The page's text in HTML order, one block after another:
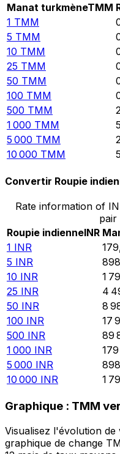
Manat turkmèneTMM
1 TMM
5 TMM
10 TMM
25 TMM
50 TMM
100 TMM
500 TMM
1 000 TMM
5 000 TMM
10 000 TMM
Convertir Roupie
Rate information of
pair
Roupie indienneINR
1 INR
5 INR
10 INR 1
25 INR 4
50 INR 8
100 INR 17
500 INR 89
1 000 INR
5 000 INR
10 000 INR 1
Graphique : TMM
Visualisez l'évolution
graphique de change